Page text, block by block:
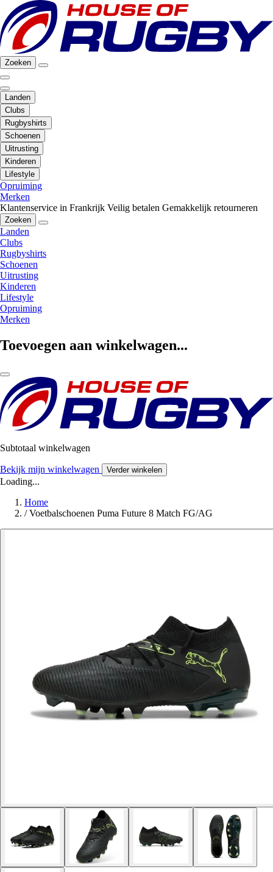
Zoeken
Landen
Clubs
Rugbyshirts
Schoenen
Uitrusting
Kinderen
Lifestyle
Opruiming
Merken
Klantenservice in Frankrijk Veilig betalen Gemakkelijk retourneren
Zoeken
Landen
Clubs
Rugbyshirts
Schoenen
Uitrusting
Kinderen
Lifestyle
Opruiming
Merken
Toevoegen aan winkelwagen...
Subtotaal winkelwagen
Bekijk mijn winkelwagen Verder winkelen
Loading...
Home
/ Voetbalschoenen Puma Future 8 Match FG/AG